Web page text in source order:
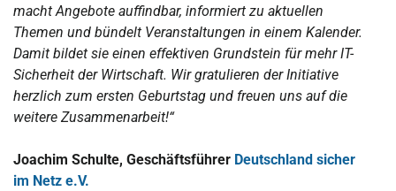
macht Angebote auffindbar, informiert zu aktuellen
Themen und bündelt Veranstaltungen in einem Kalender.
Damit bildet sie einen effektiven Grundstein für mehr IT-
Sicherheit der Wirtschaft. Wir gratulieren der Initiative
herzlich zum ersten Geburtstag und freuen uns auf die
weitere Zusammenarbeit!“
Joachim Schulte, Geschäftsführer Deutschland sicher
im Netz e.V.